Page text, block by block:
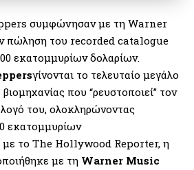
συμφώνησαν με τη Warner
πώληση του recorded catalogue
εκατομμυρίων δολαρίων.
γίνονται το τελευταίο μεγάλο
που “ρευστοποιεί” τον
του, ολοκληρώνοντας
εκατομμυρίων
το The Hollywood Reporter, η
με τη Warner Music